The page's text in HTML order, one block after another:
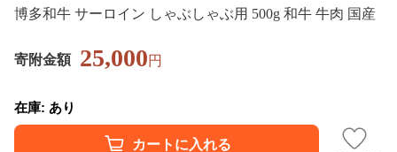
博多和牛 サーロイン しゃぶしゃぶ用 500g 和牛 牛肉 国産
寄附金額 25,000円
在庫: あり